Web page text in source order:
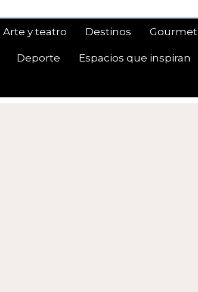
Arte y teatro Destinos Gourmet
Deporte Espacios que inspiran